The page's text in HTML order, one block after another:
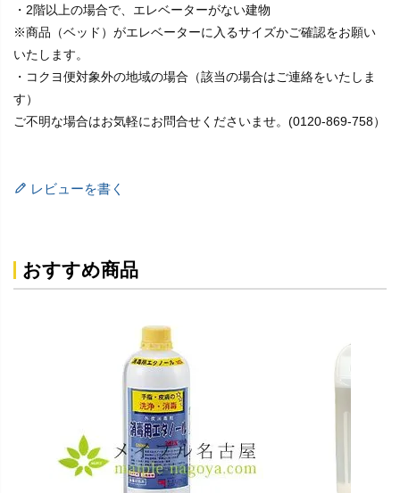
・2階以上の場合で、エレベーターがない建物
※商品（ベッド）がエレベーターに入るサイズかご確認をお願い
いたします。
・コクヨ便対象外の地域の場合（該当の場合はご連絡をいたしま
す）
ご不明な場合はお気軽にお問合せくださいませ。(0120-869-758）
レビューを書く
おすすめ商品